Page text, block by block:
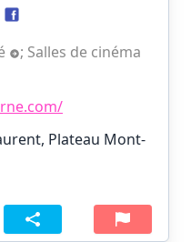
; Salles de cinéma
Plateau Mont-